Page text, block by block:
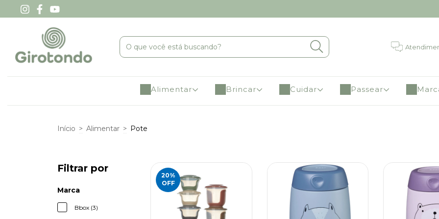
Alimentar Brincar Cuidar Passear
Início > Alimentar > Pote
Filtrar por
Marca
Bbox (3)
20%
OFF